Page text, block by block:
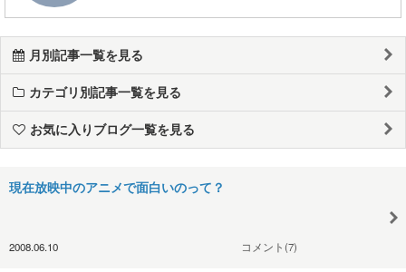
月別記事一覧を見る
カテゴリ別記事一覧を見る
お気に入りブログ一覧を見る
現在放映中のアニメで面白いのって？
2008.06.10 コメント(7)